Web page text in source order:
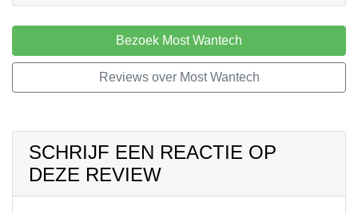
Bezoek Most Wantech
Reviews over Most Wantech
SCHRIJF EEN REACTIE OP
DEZE REVIEW